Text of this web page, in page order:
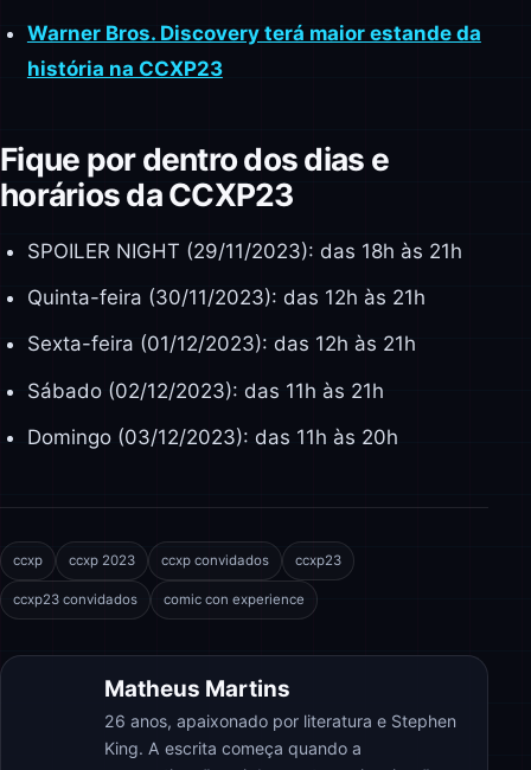
Warner Bros. Discovery terá maior estande da
história na CCXP23
Fique por dentro dos dias e
horários da CCXP23
SPOILER NIGHT (29/11/2023): das 18h às 21h
Quinta-feira (30/11/2023): das 12h às 21h
Sexta-feira (01/12/2023): das 12h às 21h
Sábado (02/12/2023): das 11h às 21h
Domingo (03/12/2023): das 11h às 20h
ccxp ccxp 2023 ccxp convidados ccxp23
ccxp23 convidados comic con experience
Matheus Martins
26 anos, apaixonado por literatura e Stephen
King. A escrita começa quando a